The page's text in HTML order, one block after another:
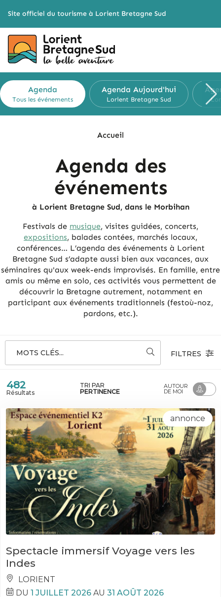
Site officiel du tourisme à Lorient Bretagne Sud
Agenda
Tous les événements
Agenda Aujourd'hui
Lorient Bretagne Sud
Accueil
Agenda des
événements
à Lorient Bretagne Sud, dans le Morbihan
Festivals de musique, visites guidées, concerts,
expositions, balades contées, marchés locaux,
conférences… L’agenda des événements à Lorient
Bretagne Sud s’adapte aussi bien aux vacances, aux
séminaires qu'aux week-ends improvisés. En famille, entre
amis ou même en solo, ces activités vous permettent de
découvrir la Bretagne autrement, notamment en
participant aux événements traditionnels (festoù-noz,
pardons, etc.).
MOTS CLÉS... FILTRES
482
Résultats
TRI PAR
PERTINENCE
AUTOUR
DE MOI
annonce
Spectacle immersif Voyage vers les
Indes
LORIENT
DU 1 JUILLET 2026 AU 31 AOÛT 2026